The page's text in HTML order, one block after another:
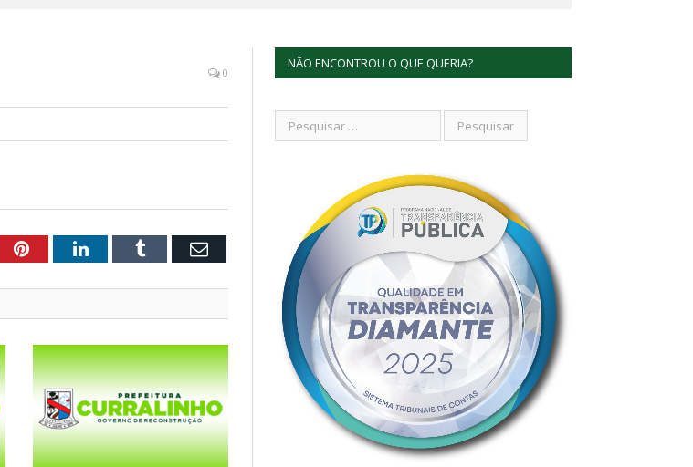
0
PinterestLinkedInTumblr Email
NÃO ENCONTROU O QUE QUERIA?